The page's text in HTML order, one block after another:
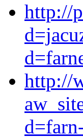
http://
http://